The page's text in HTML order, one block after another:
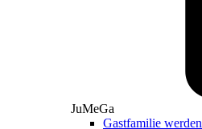
JuMeGa
Gastfamilie werden